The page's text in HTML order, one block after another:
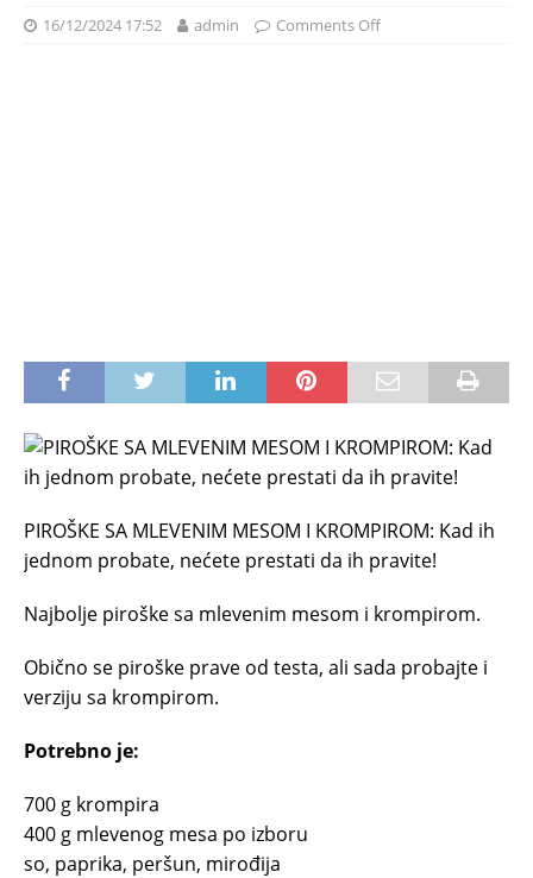
16/12/2024 17:52 admin Comments Off
PIROŠKE SA MLEVENIM MESOM I KROMPIROM: Kad ih
jednom probate, nećete prestati da ih pravite!
Najbolje piroške sa mlevenim mesom i krompirom.
Obično se piroške prave od testa, ali sada probajte i
verziju sa krompirom.
Potrebno je:
700 g krompira
400 g mlevenog mesa po izboru
so, paprika, peršun, mirođija